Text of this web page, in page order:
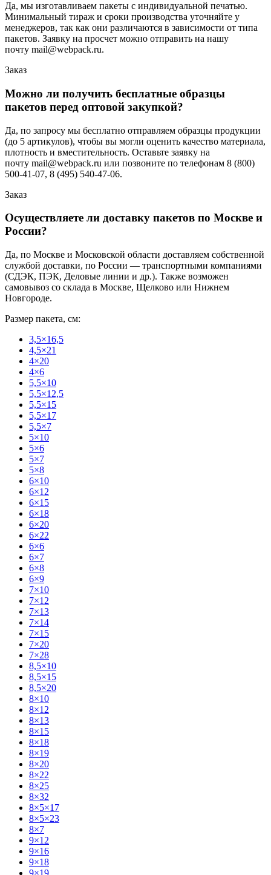
Да, мы изготавливаем пакеты с индивидуальной печатью.
Минимальный тираж и сроки производства уточняйте у
менеджеров, так как они различаются в зависимости от типа
пакетов. Заявку на просчет можно отправить на нашу
почту mail@webpack.ru.
Заказ
Можно ли получить бесплатные образцы
пакетов перед оптовой закупкой?
Да, по запросу мы бесплатно отправляем образцы продукции
(до 5 артикулов), чтобы вы могли оценить качество материала,
плотность и вместительность. Оставьте заявку на
почту mail@webpack.ru или позвоните по телефонам 8 (800)
500-41-07, 8 (495) 540-47-06.
Заказ
Осуществляете ли доставку пакетов по Москве и
России?
Да, по Москве и Московской области доставляем собственной
службой доставки, по России — транспортными компаниями
(СДЭК, ПЭК, Деловые линии и др.). Также возможен
самовывоз со склада в Москве, Щелково или Нижнем
Новгороде.
Размер пакета, см:
3,5×16,5
4,5×21
4×20
4×6
5,5×10
5,5×12,5
5,5×15
5,5×17
5,5×7
5×10
5×6
5×7
5×8
6×10
6×12
6×15
6×18
6×20
6×22
6×6
6×7
6×8
6×9
7×10
7×12
7×13
7×14
7×15
7×20
7×28
8,5×10
8,5×15
8,5×20
8×10
8×12
8×13
8×15
8×18
8×19
8×20
8×22
8×25
8×32
8×5×17
8×5×23
8×7
9×12
9×16
9×18
9×19